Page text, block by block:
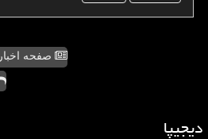
صفحه اخبار
دیجیپا